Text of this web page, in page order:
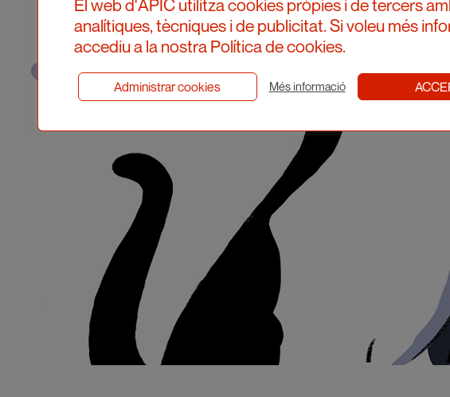
El web d'APIC utilitza cookies pròpies i de tercers
analítiques, tècniques i de publicitat. Si voleu més
accediu a la nostra Política de cookies.
Administrar cookies Més informació